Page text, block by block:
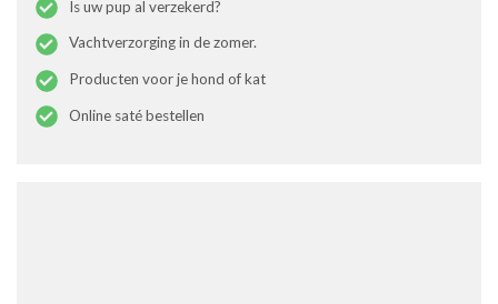
Is uw pup al verzekerd?
Vachtverzorging in de zomer.
Producten voor je hond of kat
Online saté bestellen